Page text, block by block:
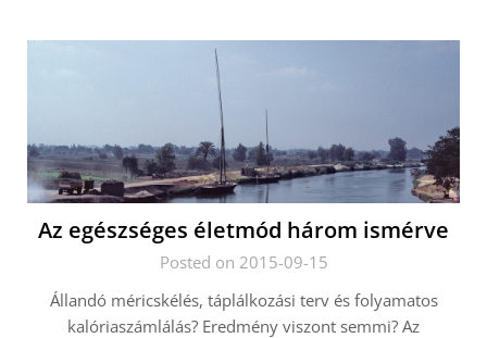
Az egészséges életmód három ismérve
Posted on 2015-09-15
Állandó méricskélés, táplálkozási terv és folyamatos
kalóriaszámlálás? Eredmény viszont semmi? Az